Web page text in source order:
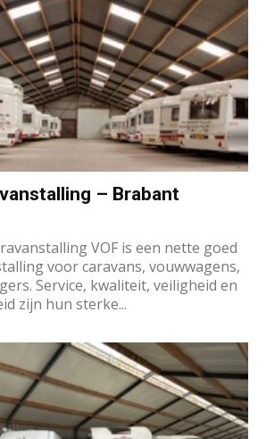
– Brabant
VOF is een nette goed
voor caravans, vouwwagens,
Service, kwaliteit, veiligheid en
zijn hun sterke...